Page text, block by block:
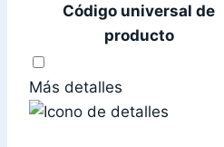
Código universal de
producto
Más detalles